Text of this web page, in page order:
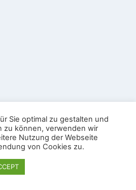
Gäste-WLAN
Köndringen e.V. -
von
Sie optimal zu gestalten und
zu können, verwenden wir
Nutzung der Webseite
von Cookies zu.